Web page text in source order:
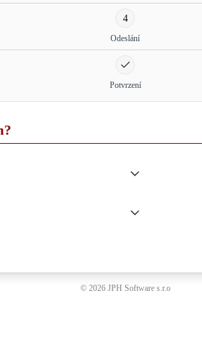
4
Odeslání
Potvrzení
© 2026 JPH Software s.r.o